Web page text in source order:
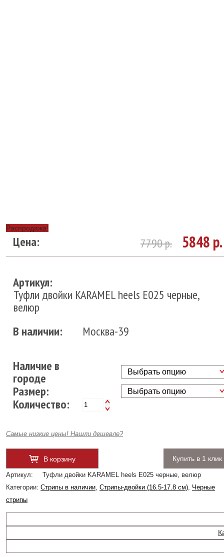
Распродажа!
Цена: 7790р. 5848 р.
Артикул:
Туфли двойки KARAMEL heels Е025 черные,
велюр
В наличии:
Москва-39
Наличие в
городе
Размер
Количество:
Самые низкие цены! Нашли дешевле?
В корзину Купить в 1 клик
Артикул:
Туфли двойки KARAMEL heels Е025 черные, велюр
Категории: Стрипы в наличии, Стрипы-двойки (16.5-17.8 см), Черные
стрипы